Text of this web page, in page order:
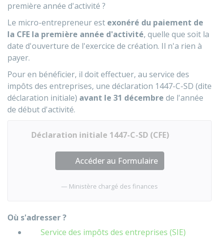
première année d'activité ?
Le micro-entrepreneur est exonéré du paiement de
la CFE la première année d'activité, quelle que soit la
date d'ouverture de l'exercice de création. Il n'a rien à
payer.
Pour en bénéficier, il doit effectuer, au service des
impôts des entreprises, une déclaration 1447-C-SD (dite
déclaration initiale) avant le 31 décembre de l'année
de début d'activité.
Déclaration initiale 1447-C-SD (CFE)
Accéder au Formulaire
Ministère chargé des finances
Où s'adresser ?
Service des impôts des entreprises (SIE)